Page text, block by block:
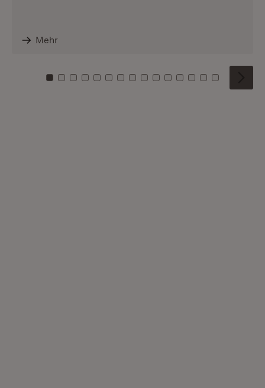
Mehr
Zu Kachel: 0
Zu Kachel: 1
Zu Kachel: 2
Zu Kachel: 3
Zu Kachel: 4
Zu Kachel: 5
Zu Kachel: 6
Zu Kachel: 7
Zu Kachel: 8
Zu Kachel: 9
Zu Kachel: 10
Zu Kachel: 11
Zu Kachel: 12
Zu Kachel:
Zu